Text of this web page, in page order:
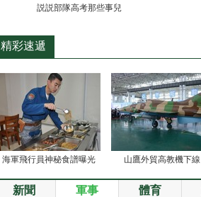
説説部隊高考那些事兒
精彩速遞
海軍飛行員神秘食譜曝光 山鷹外貿高教機下線
新聞 軍事 體育